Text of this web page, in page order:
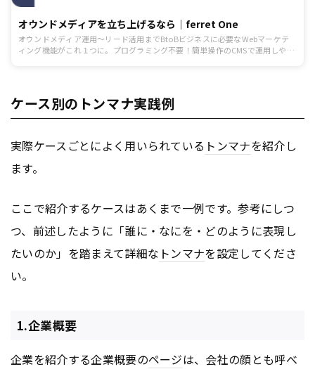
オウンドメディアを立ち上げるなら｜ferret One
オウンドメディア運用～リード活用までBtoBビジネスに必要なWebマーケテ
ィング機能がこれ１つに。プログラミング不要！簡単操作のCMSで運用しやす
ケース別のトンマナ実践例
実際ケースごとによく用いられている トンマナを紹介し
ます。
ここで紹介するケースはあくまで一例です。参考にしつ
つ、前述したように「誰に・なにを・どのように表現し
たいのか」を踏まえて詳細な トンマナを設定してくださ
い。
1.企業概要
企業を紹介する企業概要のページは、会社の顔とも呼べ